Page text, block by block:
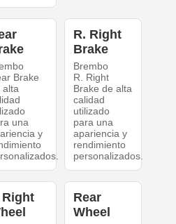
Brake
alta
una
y
R. Right
Brake
Brembo
R. Right
Brake de alta
calidad
utilizado
para una
apariencia y
rendimiento
personalizados.
Right
Rear
Wheel